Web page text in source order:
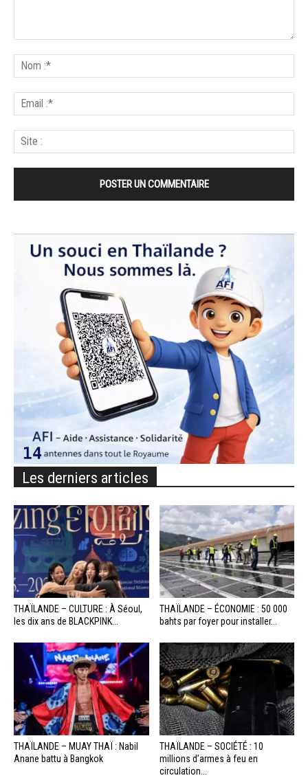
Les derniers articles
THAÏLANDE – CULTURE : À Séoul,
les dix ans de BLACKPINK...
THAÏLANDE – ÉCONOMIE : 50 000
bahts par foyer pour installer...
THAÏLANDE – MUAY THAÏ : Nabil
Anane battu à Bangkok
THAÏLANDE – SOCIÉTÉ : 10
millions d’armes à feu en
circulation...